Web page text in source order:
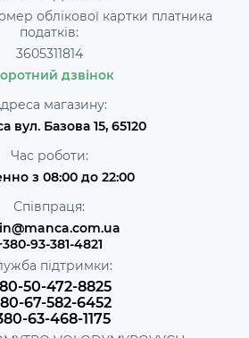
облікової картки платника
податків:
3605311814
дзвінок
магазину:
вул. Базова 15, 65120
Час роботи:
з 08:00 до 22:00
Співпраця:
93-381-4821
підтримки:
50-472-8825
67-582-6452
63-468-1175